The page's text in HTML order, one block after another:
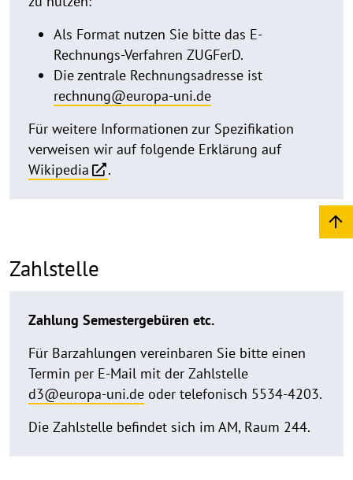
Als Format nutzen Sie bitte das E-
Rechnungs-Verfahren ZUGFerD.
Die zentrale Rechnungsadresse ist
rechnung@europa-uni.de
Für weitere Informationen zur Spezifikation
verweisen wir auf folgende Erklärung auf
Wikipedia
.
Zahlstelle
Zahlung Semestergebüren etc.
Für Barzahlungen vereinbaren Sie bitte einen
Termin per E-Mail mit der Zahlstelle
d3@europa-uni.de oder telefonisch 5534-4203.
Die Zahlstelle befindet sich im AM, Raum 244.